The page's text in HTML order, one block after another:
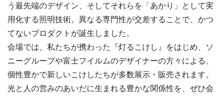
う最先端のデザイン、そしてそれらを「あかり」として実
用化する照明技術。異なる専門性が交差することで、かつ
てないプロダクトが誕生しました。
会場では、私たちが携わった『灯るこけし』をはじめ、ソ
ニーグループや富士フイルムのデザイナーの方々による、
個性豊かで新しいこけしたちが多数展示・販売されます。
光と人の営みのあいだに生まれる豊かな関係性を、ぜひ会